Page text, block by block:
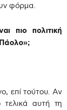
φόρμα.
πιο πολιτική
επί τούτου. Αν
τελικά αυτή τη